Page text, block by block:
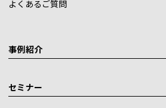
よくあるご質問
事例紹介
セミナー